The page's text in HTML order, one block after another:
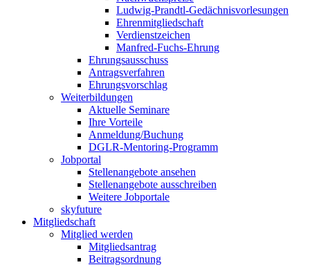
Ludwig-Prandtl-Gedächnisvorlesungen
Ehrenmitgliedschaft
Verdienstzeichen
Manfred-Fuchs-Ehrung
Ehrungsausschuss
Antragsverfahren
Ehrungsvorschlag
Weiterbildungen
Aktuelle Seminare
Ihre Vorteile
Anmeldung/Buchung
DGLR-Mentoring-Programm
Jobportal
Stellenangebote ansehen
Stellenangebote ausschreiben
Weitere Jobportale
skyfuture
Mitgliedschaft
Mitglied werden
Mitgliedsantrag
Beitragsordnung